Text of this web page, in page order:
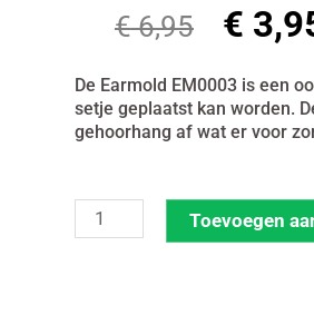
€6,95
was:
€ 6,95.
€
De Earmold EM0003 is een
setje geplaatst kan worden.
gehoorhang af wat er voor
Earmold
Toevoegen